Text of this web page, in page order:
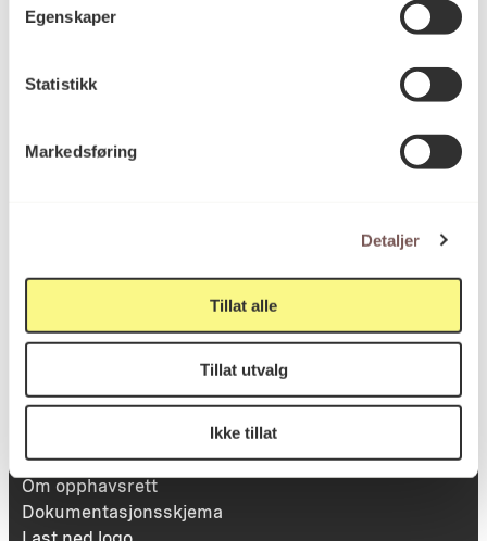
Egenskaper
Statistikk
Markedsføring
Detaljer
Tillat alle
Tillat utvalg
Ikke tillat
Besøksadresse
Viktig info
Utbetaling og fakturering
Personvernerklæring
Om opphavsrett
Dokumentasjonsskjema